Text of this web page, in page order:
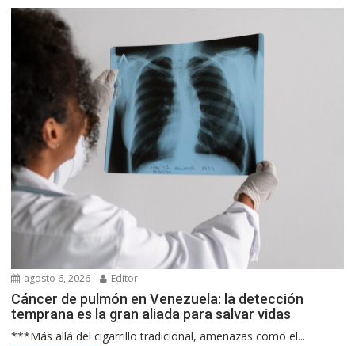
agosto 6, 2026 Editor
Cáncer de pulmón en Venezuela: la detección
temprana es la gran aliada para salvar vidas
***Más allá del cigarrillo tradicional, amenazas como el...